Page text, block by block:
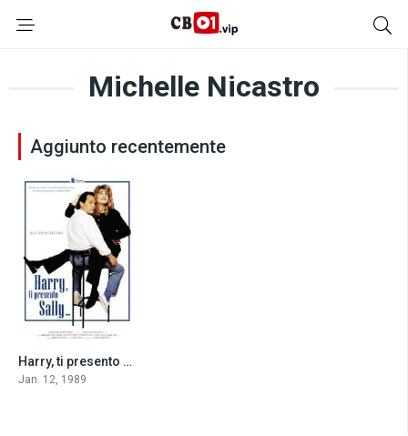
Michelle Nicastro
Aggiunto recentemente
7.6Harry, ti presento Sally… (1989)
Jan. 12, 1989